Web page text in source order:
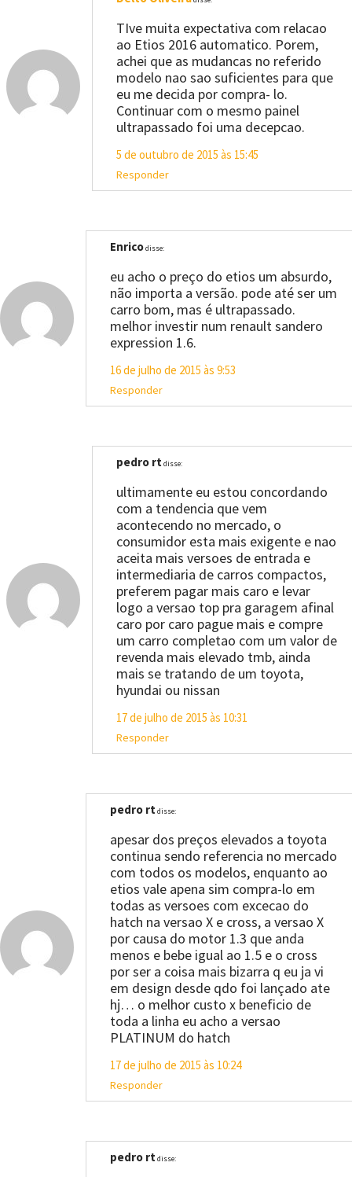
TIve muita expectativa com relacao
ao Etios 2016 automatico. Porem,
achei que as mudancas no referido
modelo nao sao suficientes para que
eu me decida por compra- lo.
Continuar com o mesmo painel
ultrapassado foi uma decepcao.
5 de outubro de 2015 às 15:45
Responder
Enricodisse:
eu acho o preço do etios um absurdo,
não importa a versão. pode até ser um
carro bom, mas é ultrapassado.
melhor investir num renault sandero
expression 1.6.
16 de julho de 2015 às 9:53
Responder
pedro rtdisse:
ultimamente eu estou concordando
com a tendencia que vem
acontecendo no mercado, o
consumidor esta mais exigente e nao
aceita mais versoes de entrada e
intermediaria de carros compactos,
preferem pagar mais caro e levar
logo a versao top pra garagem afinal
caro por caro pague mais e compre
um carro completao com um valor de
revenda mais elevado tmb, ainda
mais se tratando de um toyota,
hyundai ou nissan
17 de julho de 2015 às 10:31
Responder
pedro rtdisse:
apesar dos preços elevados a toyota
continua sendo referencia no mercado
com todos os modelos, enquanto ao
etios vale apena sim compra-lo em
todas as versoes com excecao do
hatch na versao X e cross, a versao X
por causa do motor 1.3 que anda
menos e bebe igual ao 1.5 e o cross
por ser a coisa mais bizarra q eu ja vi
em design desde qdo foi lançado ate
hj… o melhor custo x beneficio de
toda a linha eu acho a versao
PLATINUM do hatch
17 de julho de 2015 às 10:24
Responder
pedro rtdisse: